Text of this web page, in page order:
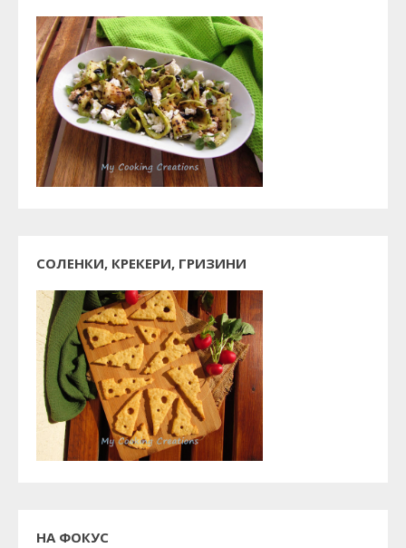
СОЛЕНКИ, КРЕКЕРИ, ГРИЗИНИ
НА ФОКУС